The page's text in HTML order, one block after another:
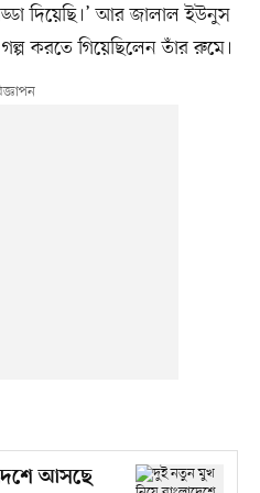
দিয়েছি।’ আর জালাল ইউনুস
করতে গিয়েছিলেন তাঁর রুমে।
আসছে